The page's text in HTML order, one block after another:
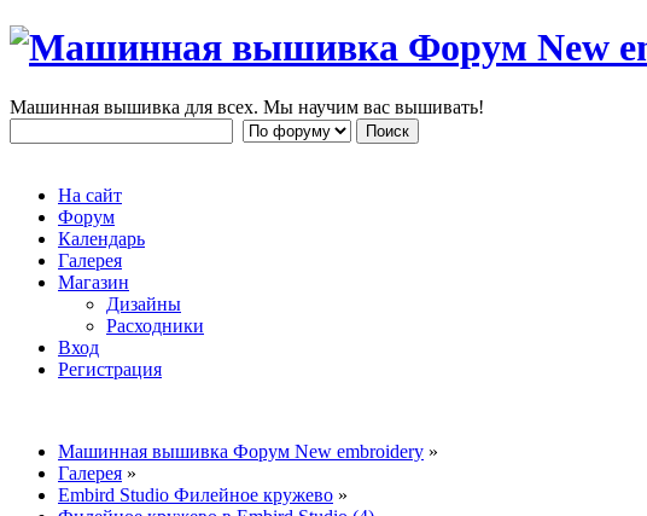
Машинная вышивка для всех. Мы научим вас вышивать!
На сайт
Форум
Календарь
Галерея
Магазин
Дизайны
Расходники
Вход
Регистрация
Машинная вышивка Форум New embroidery »
Галерея »
Embird Studio Филейное кружево »